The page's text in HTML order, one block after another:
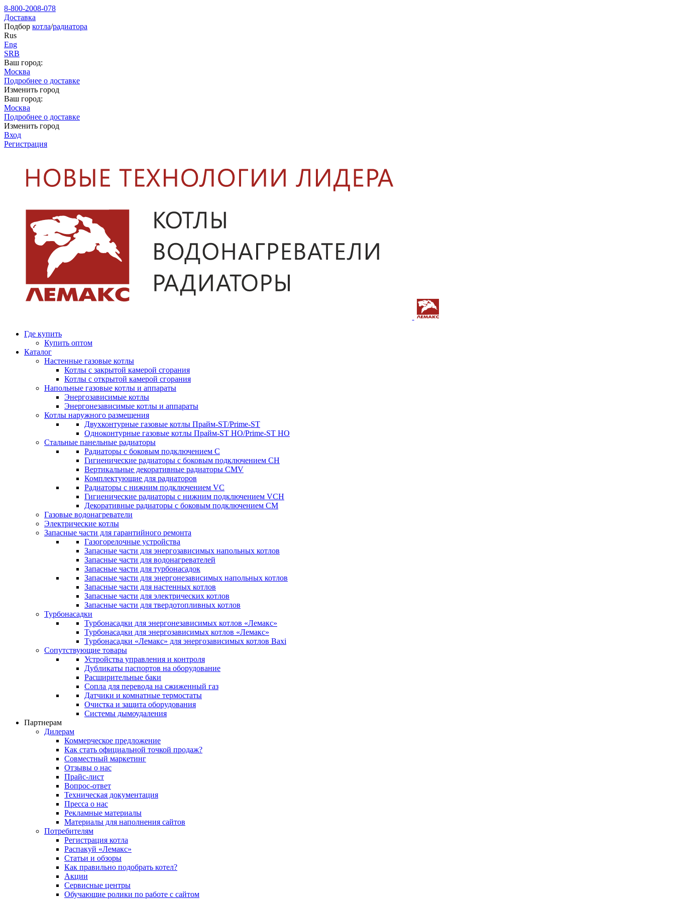
8-800-2008-078
Доставка
Подбор котла/радиатора
Rus
Eng
SRB
Ваш город:
Москва
Подробнее о доставке
Изменить город
Ваш город:
Москва
Подробнее о доставке
Изменить город
Вход
Регистрация
Где купить
Купить оптом
Каталог
Настенные газовые котлы
Котлы с закрытой камерой сгорания
Котлы с открытой камерой сгорания
Напольные газовые котлы и аппараты
Энергозависимые котлы
Энергонезависимые котлы и аппараты
Котлы наружного размещения
Двухконтурные газовые котлы Прайм-ST/Prime-ST
Одноконтурные газовые котлы Прайм-ST HO/Prime-ST HO
Стальные панельные радиаторы
Радиаторы c боковым подключением C
Гигиенические радиаторы c боковым подключением CH
Вертикальные декоративные радиаторы CMV
Комплектующие для радиаторов
Радиаторы c нижним подключением VC
Гигиенические радиаторы c нижним подключением VCH
Декоративные радиаторы с боковым подключением CM
Газовые водонагреватели
Электрические котлы
Запасные части для гарантийного ремонта
Газогорелочные устройства
Запасные части для энергозависимых напольных котлов
Запасные части для водонагревателей
Запасные части для турбонасадок
Запасные части для энергонезависимых напольных котлов
Запасные части для настенных котлов
Запасные части для электрических котлов
Запасные части для твердотопливных котлов
Турбонасадки
Турбонасадки для энергонезависимых котлов «Лемакс»
Турбонасадки для энергозависимых котлов «Лемакс»
Турбонасадки «Лемакс» для энергозависимых котлов Baxi
Сопутствующие товары
Устройства управления и контроля
Дубликаты паспортов на оборудование
Расширительные баки
Сопла для перевода на сжиженный газ
Датчики и комнатные термостаты
Очистка и защита оборудования
Системы дымоудаления
Партнерам
Дилерам
Коммерческое предложение
Как стать официальной точкой продаж?
Совместный маркетинг
Отзывы о нас
Прайс-лист
Вопрос-ответ
Техническая документация
Пресса о нас
Рекламные материалы
Материалы для наполнения сайтов
Потребителям
Регистрация котла
Распакуй «Лемакс»
Статьи и обзоры
Как правильно подобрать котел?
Акции
Сервисные центры
Обучающие ролики по работе с сайтом